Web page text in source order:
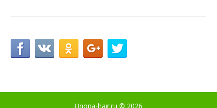
Unona-hair.ru © 2026